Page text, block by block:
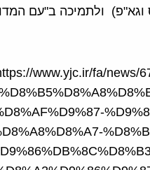
וגא"פ) ולתמיכה ב"עם
www.yjc.ir/fa/news/